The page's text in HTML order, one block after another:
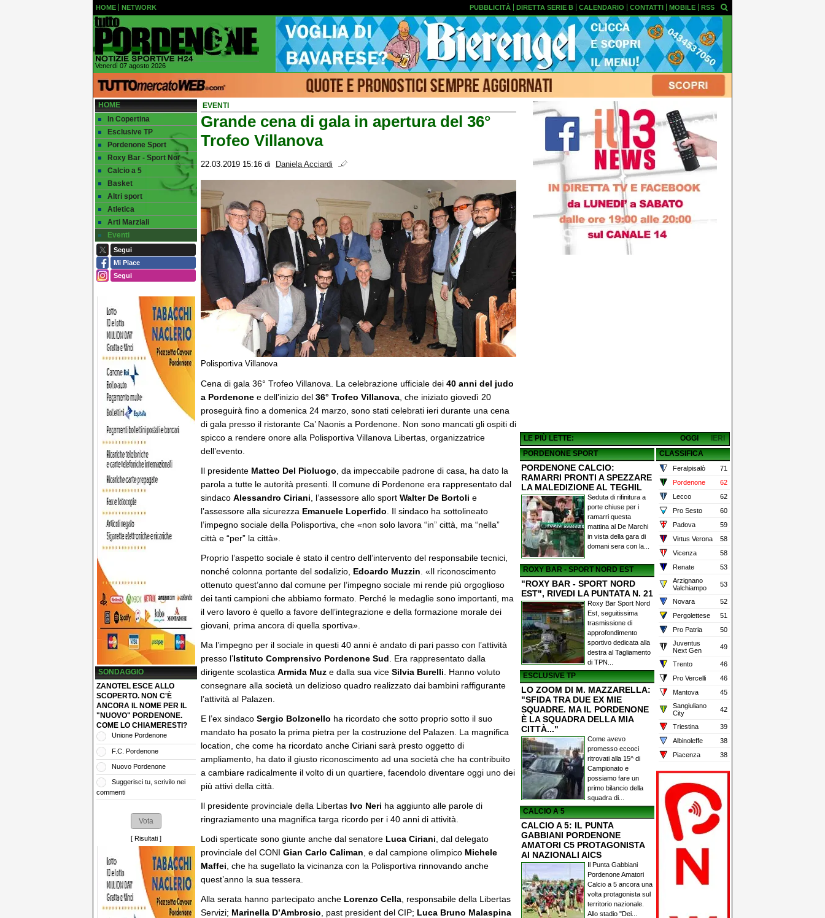
HOME NETWORK PUBBLICITÀ DIRETTA SERIE B CALENDARIO CONTATTI MOBILE RSS
Venerdì 07 agosto 2026
HOME
In Copertina
Esclusive TP
Pordenone Sport
Roxy Bar - Sport Nor
Calcio a 5
Basket
Altri sport
Atletica
Arti Marziali
Eventi
Segui
Mi Piace
Segui
SONDAGGIO
ZANOTEL ESCE ALLO
SCOPERTO. NON C'È
ANCORA IL NOME PER IL
"NUOVO" PORDENONE.
COME LO CHIAMERESTI?
Unione Pordenone
F.C. Pordenone
Nuovo Pordenone
Suggerisci tu, scrivilo nei
commenti
[ Risultati ]
EVENTI
Grande cena di gala in apertura del 36°
Trofeo Villanova
22.03.2019 15:16 di Daniela Acciardi
Polisportiva Villanova
Cena di gala 36° Trofeo Villanova. La celebrazione ufficiale dei 40 anni del judo
a Pordenone e dell’inizio del 36° Trofeo Villanova , che iniziato giovedì 20
proseguirà fino a domenica 24 marzo, sono stati celebrati ieri durante una cena
di gala presso il ristorante Ca’ Naonis a Pordenone. Non sono mancati gli ospiti di
spicco a rendere onore alla Polisportiva Villanova Libertas, organizzatrice
dell’evento.
Il presidente Matteo Del Pioluogo , da impeccabile padrone di casa, ha dato la
parola a tutte le autorità presenti. Il comune di Pordenone era rappresentato dal
sindaco Alessandro Ciriani , l’assessore allo sport Walter De Bortoli e
l’assessore alla sicurezza Emanuele Loperfido . Il sindaco ha sottolineato
l’impegno sociale della Polisportiva, che «non solo lavora “in” città, ma “nella”
città e “per” la città».
Proprio l’aspetto sociale è stato il centro dell’intervento del responsabile tecnici,
nonché colonna portante del sodalizio, Edoardo Muzzin . «Il riconoscimento
ottenuto quest’anno dal comune per l’impegno sociale mi rende più orgoglioso
dei tanti campioni che abbiamo formato. Perché le medaglie sono importanti, ma
il vero lavoro è quello a favore dell’integrazione e della formazione morale dei
giovani, prima ancora di quella sportiva».
Ma l’impegno per il sociale in questi 40 anni è andato di pari passo con l’attività
presso l’Istituto Comprensivo Pordenone Sud . Era rappresentato dalla
dirigente scolastica Armida Muz e dalla sua vice Silvia Burelli . Hanno voluto
consegnare alla società un delizioso quadro realizzato dai bambini raffigurante
l’attività al Palazen.
E l’ex sindaco Sergio Bolzonello ha ricordato che sotto proprio sotto il suo
mandato ha posato la prima pietra per la costruzione del Palazen. La magnifica
location, che come ha ricordato anche Ciriani sarà presto oggetto di
ampliamento, ha dato il giusto riconoscimento ad una società che ha contribuito
a cambiare radicalmente il volto di un quartiere, facendolo diventare oggi uno dei
più attivi della città.
Il presidente provinciale della Libertas Ivo Neri ha aggiunto alle parole di
ringraziamento una magnifica targa ricordo per i 40 anni di attività.
Lodi sperticate sono giunte anche dal senatore Luca Ciriani , dal delegato
provinciale del CONI Gian Carlo Caliman , e dal campione olimpico Michele
Maffei , che ha sugellato la vicinanza con la Polisportiva rinnovando anche
quest’anno la sua tessera.
Alla serata hanno partecipato anche Lorenzo Cella , responsabile della Libertas
Servizi; Marinella D’Ambrosio , past president del CIP; Luca Bruno Malaspina
LE PIÙ LETTE: IERI
OGGI
PORDENONE SPORT
PORDENONE CALCIO:
RAMARRI PRONTI A SPEZZARE
LA MALEDIZIONE AL TEGHIL
Seduta di rifinitura a
porte chiuse per i
ramarri questa
mattina al De Marchi
in vista della gara di
domani sera con la...
ROXY BAR - SPORT NORD EST
"ROXY BAR - SPORT NORD
EST", RIVEDI LA PUNTATA N. 21
Roxy Bar Sport Nord
Est, seguitissima
trasmissione di
approfondimento
sportivo dedicata alla
destra al Tagliamento
di TPN...
ESCLUSIVE TP
LO ZOOM DI M. MAZZARELLA:
"SFIDA TRA DUE EX MIE
SQUADRE. MA IL PORDENONE
È LA SQUADRA DELLA MIA
CITTÀ..."
Come avevo
promesso eccoci
ritrovati alla 15^ di
Campionato e
possiamo fare un
primo bilancio della
squadra di...
CALCIO A 5
CALCIO A 5: IL PUNTA
GABBIANI PORDENONE
AMATORI C5 PROTAGONISTA
AI NAZIONALI AICS
Il Punta Gabbiani
Pordenone Amatori
Calcio a 5 ancora una
volta protagonista sul
territorio nazionale.
Allo stadio "Dei...
CLASSIFICA
Feralpisalò
71
Pordenone
62
Lecco
62
Pro Sesto
60
Padova
59
Virtus Verona
58
Vicenza
58
Renate
53
Arzignano
Valchiampo
53
Novara
52
Pergolettese
51
Pro Patria
50
Juventus
Next Gen
49
Trento
46
Pro Vercelli
46
Mantova
45
Sangiuliano
City
42
Triestina
39
Albinoleffe
38
Piacenza
38